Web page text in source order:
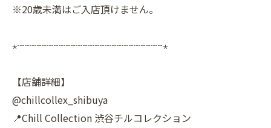
※20歳未満はご入店頂けません。
⋆┈┈┈┈┈┈┈┈┈┈┈┈┈┈┈⋆
【店舗詳細】
@chillcollex_shibuya
📍Chill Collection 渋谷チルコレクション